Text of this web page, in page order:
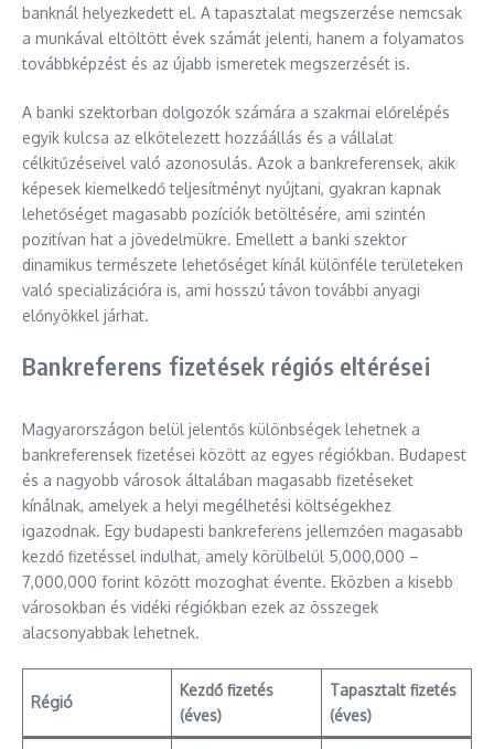
banknál helyezkedett el. A tapasztalat megszerzése nemcsak
a munkával eltöltött évek számát jelenti, hanem a folyamatos
továbbképzést és az újabb ismeretek megszerzését is.
A banki szektorban dolgozók számára a szakmai előrelépés
egyik kulcsa az elkötelezett hozzáállás és a vállalat
célkitűzéseivel való azonosulás. Azok a bankreferensek, akik
képesek kiemelkedő teljesítményt nyújtani, gyakran kapnak
lehetőséget magasabb pozíciók betöltésére, ami szintén
pozitívan hat a jövedelmükre. Emellett a banki szektor
dinamikus természete lehetőséget kínál különféle területeken
való specializációra is, ami hosszú távon további anyagi
előnyökkel járhat.
Bankreferens fizetések régiós eltérései
Magyarországon belül jelentős különbségek lehetnek a
bankreferensek fizetései között az egyes régiókban. Budapest
és a nagyobb városok általában magasabb fizetéseket
kínálnak, amelyek a helyi megélhetési költségekhez
igazodnak. Egy budapesti bankreferens jellemzően magasabb
kezdő fizetéssel indulhat, amely körülbelül 5,000,000 –
7,000,000 forint között mozoghat évente. Eközben a kisebb
városokban és vidéki régiókban ezek az összegek
alacsonyabbak lehetnek.
Régió
Kezdő fizetés
(éves)
Tapasztalt fizetés
(éves)